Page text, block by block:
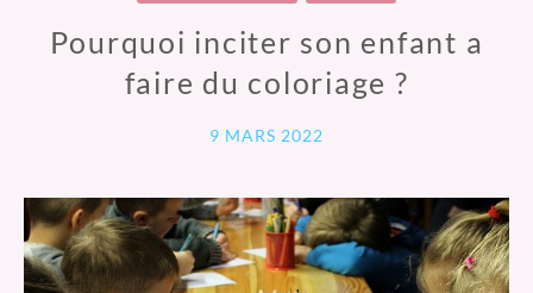
Pourquoi inciter son enfant a
faire du coloriage ?
9 MARS 2022